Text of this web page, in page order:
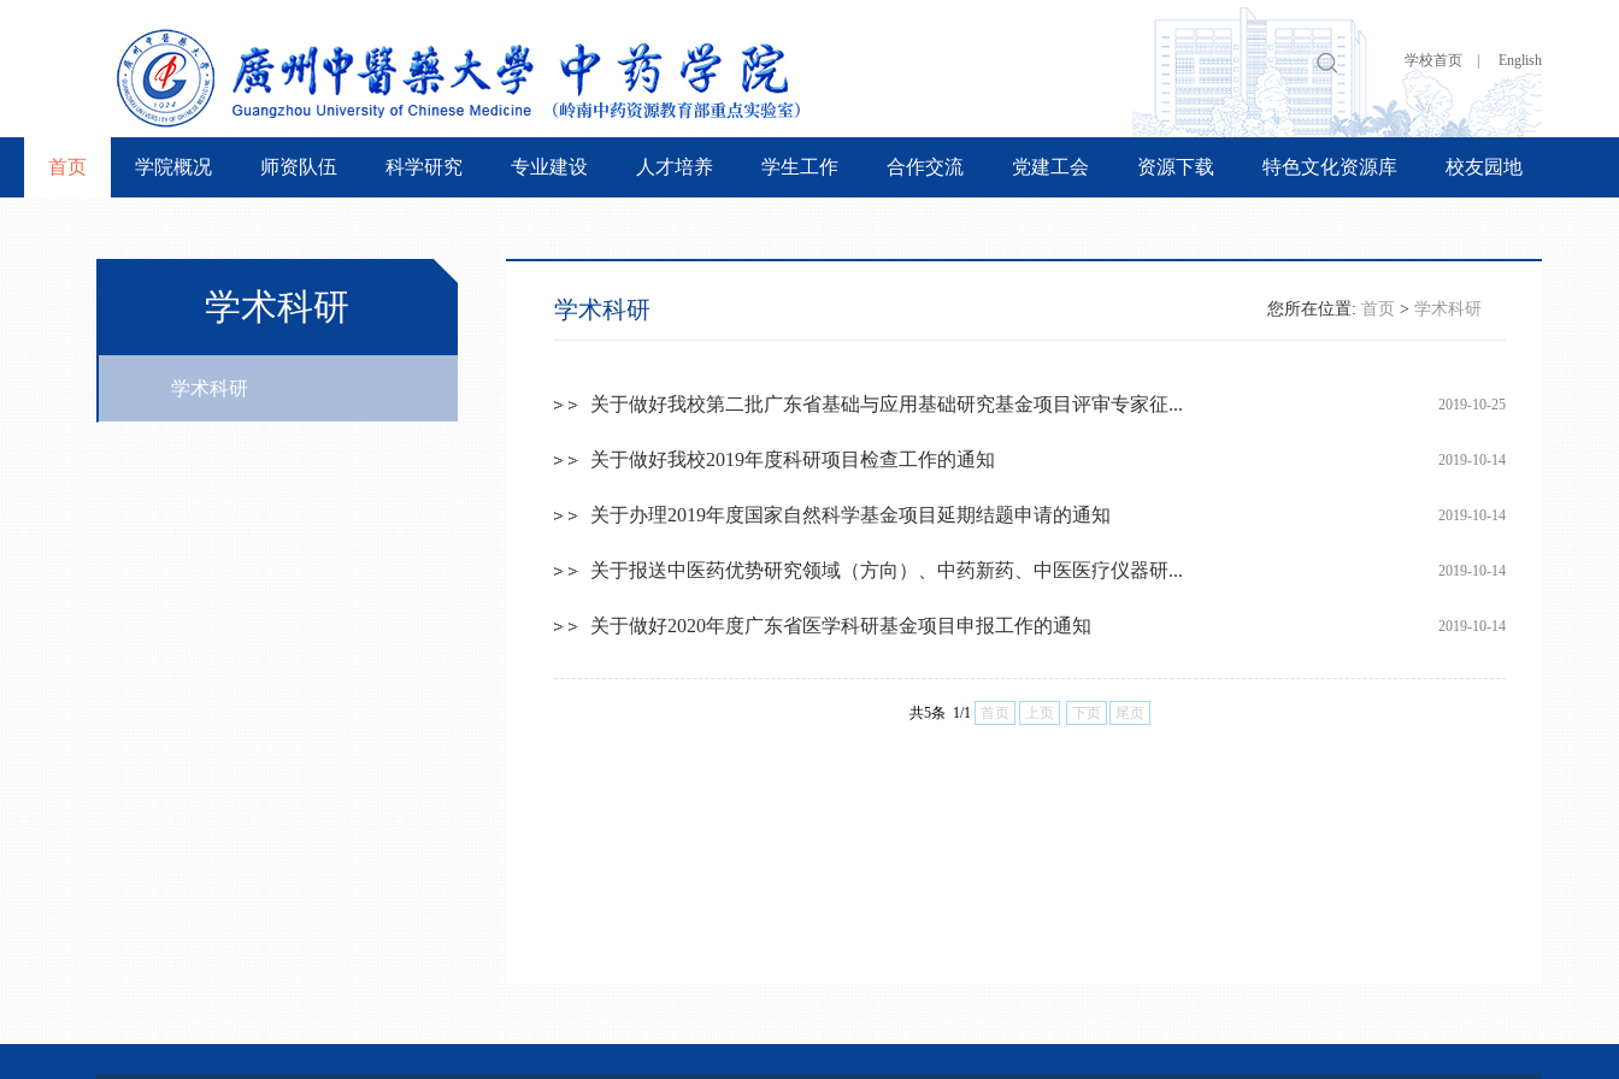
学校首页 | English
首页 学院概况 师资队伍 科学研究 专业建设 人才培养 学生工作 合作交流 党建工会 资源下载 特色文化资源库 校友园地
学术科研
学术科研
学术科研 您所在位置: 首页 > 学术科研
关于做好我校第二批广东省基础与应用基础研究基金项目评审专家征... 2019-10-25
关于做好我校2019年度科研项目检查工作的通知 2019-10-14
关于办理2019年度国家自然科学基金项目延期结题申请的通知 2019-10-14
关于报送中医药优势研究领域（方向）、中药新药、中医医疗仪器研... 2019-10-14
关于做好2020年度广东省医学科研基金项目申报工作的通知 2019-10-14
共5条 1/1 首页 上页 下页 尾页